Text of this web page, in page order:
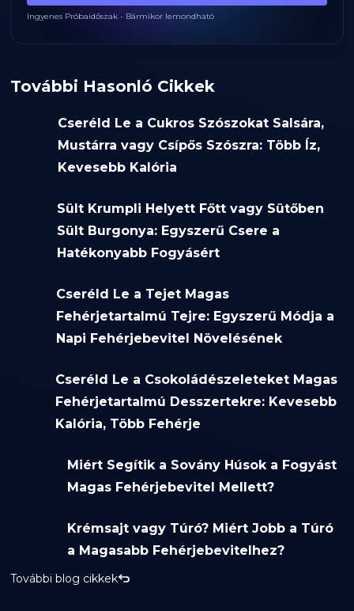
Ingyenes Próbaidőszak - Bármikor lemondható
További Hasonló Cikkek
Cseréld Le a Cukros Szószokat Salsára,
Mustárra vagy Csípős Szószra: Több Íz,
Kevesebb Kalória
Sült Krumpli Helyett Főtt vagy Sütőben
Sült Burgonya: Egyszerű Csere a
Hatékonyabb Fogyásért
Cseréld Le a Tejet Magas
Fehérjetartalmú Tejre: Egyszerű Módja a
Napi Fehérjebevitel Növelésének
Cseréld Le a Csokoládészeleteket Magas
Fehérjetartalmú Desszertekre: Kevesebb
Kalória, Több Fehérje
Miért Segítik a Sovány Húsok a Fogyást
Magas Fehérjebevitel Mellett?
Krémsajt vagy Túró? Miért Jobb a Túró
a Magasabb Fehérjebevitelhez?
További blog cikkek